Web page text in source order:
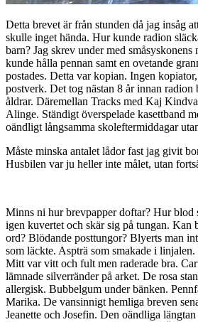
Detta brevet är från stunden då jag insåg
skulle inget hända. Hur kunde radion
barn? Jag skrev under med småsyskonens
kunde hålla pennan samt en ovetande
postades. Detta var kopian. Ingen
postverk. Det tog nästan 8 år innan
åldrar. Däremellan Tracks med Kaj
Alinge. Ständigt överspelade kasettband
oändligt långsamma skoleftermiddagar
Måste minska antalet lådor fast jag givit
Husbilen var ju heller inte målet, utan
Minns ni hur brevpapper doftar? Hur blod
igen kuvertet och skär sig på tungan. Kan
ord? Blödande posttungor? Blyerts man
som läckte. Aspträ som smakade i linjalen.
Mitt var vitt och fult men raderade bra.
lämnade silverränder på arket. De rosa
allergisk. Bubbelgum under bänken.
Marika. De vansinnigt hemliga breven
Jeanette och Josefin. Den oändliga